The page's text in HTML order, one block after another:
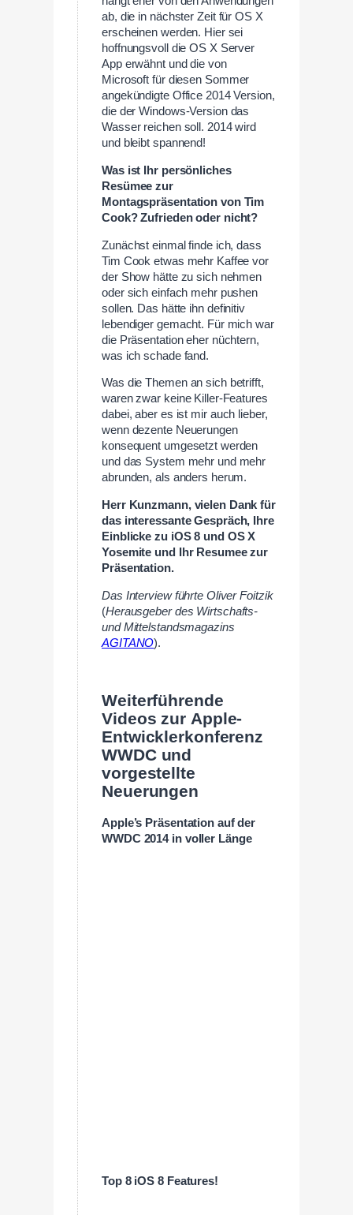
ab, die in nächster Zeit für OS X
erscheinen werden. Hier sei
hoffnungsvoll die OS X Server
App erwähnt und die von
Microsoft für diesen Sommer
angekündigte Office 2014 Version,
die der Windows-Version das
Wasser reichen soll. 2014 wird
und bleibt spannend!
Was ist Ihr persönliches
Resümee zur
Montagspräsentation von Tim
Cook? Zufrieden oder nicht?
Zunächst einmal finde ich, dass
Tim Cook etwas mehr Kaffee vor
der Show hätte zu sich nehmen
oder sich einfach mehr pushen
sollen. Das hätte ihn definitiv
lebendiger gemacht. Für mich war
die Präsentation eher nüchtern,
was ich schade fand.
Was die Themen an sich betrifft,
waren zwar keine Killer-Features
dabei, aber es ist mir auch lieber,
wenn dezente Neuerungen
konsequent umgesetzt werden
und das System mehr und mehr
abrunden, als anders herum.
Herr Kunzmann, vielen Dank für
das interessante Gespräch, Ihre
Einblicke zu iOS 8 und OS X
Yosemite und Ihr Resumee zur
Präsentation.
Das Interview führte Oliver Foitzik
(Herausgeber des Wirtschafts-
und Mittelstandsmagazins
AGITANO).
Weiterführende
Videos zur Apple-
Entwicklerkonferenz
WWDC und
vorgestellte
Neuerungen
Apple’s Präsentation auf der
WWDC 2014 in voller Länge
Top 8 iOS 8 Features!